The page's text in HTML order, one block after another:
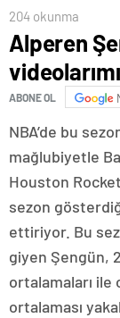
204 okunma
Alperen
ABONE OL
NBA’de bu
mağlubiyetle
Houston
sezon
ettiriyor. Bu
giyen Şengün,
ortalamaları ile
ortalaması